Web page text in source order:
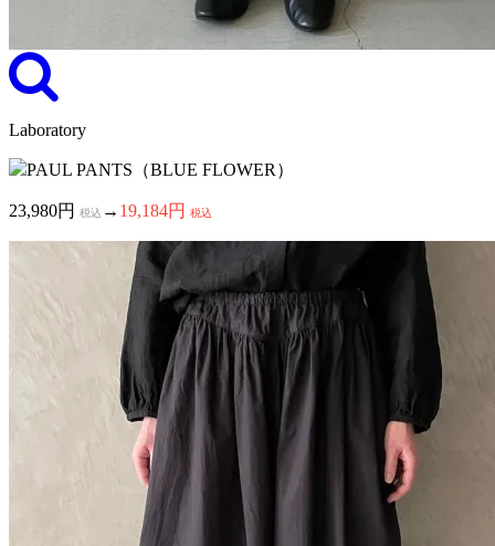
Laboratory
PAUL PANTS（BLUE FLOWER）
23,980円 税込 → 19,184円 税込